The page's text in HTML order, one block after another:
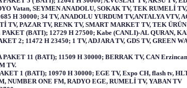
Vatan, SEYMEN ANADOLU, SOKAK TV, TEK RUMELİ
H 30000; 34 TV, ANADOLU YURDUM TV,ANTALYA VTV,
TV, PAZAR TV, RENK TV, SMART MARKET TV, TEK
(BATI); 12729 H 27500; Kabe (CANLI)-AL QURAN,
2; 11472 H 23450; 1 TV, ADJARA TV, GDS TV, GREEN
11 (BATI); 11509 H 30000; BERRAK TV, CAN
TV.
1 (BATI); 10970 H 30000; EGE TV, Expo CH, flash tv,
NUMBER ONE FM, RADYO EGE, RUMELİ TV, YABAN TV